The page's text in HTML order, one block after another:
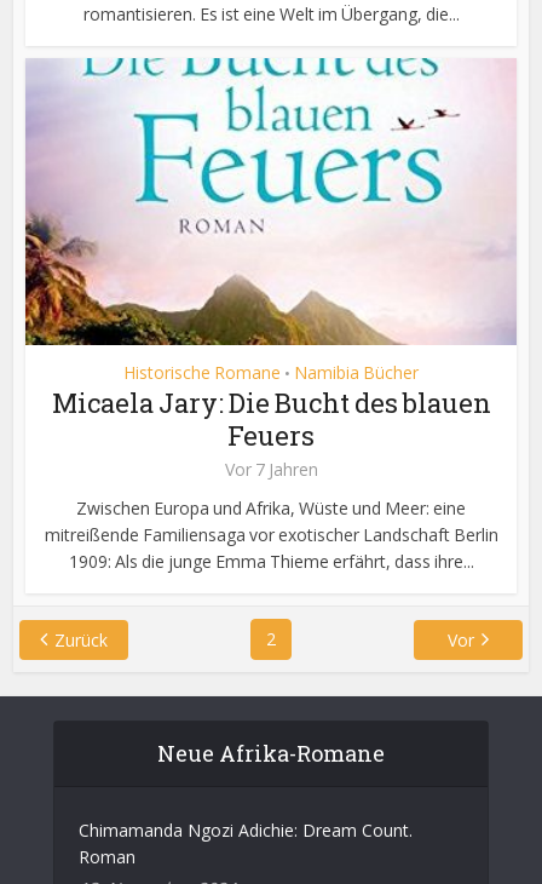
romantisieren. Es ist eine Welt im Übergang, die...
Historische Romane • Namibia Bücher
Micaela Jary: Die Bucht des blauen
Feuers
Vor 7 Jahren
Zwischen Europa und Afrika, Wüste und Meer: eine
mitreißende Familiensaga vor exotischer Landschaft Berlin
1909: Als die junge Emma Thieme erfährt, dass ihre...
Zurück 2 Vor
Neue Afrika-Romane
Chimamanda Ngozi Adichie: Dream Count.
Roman